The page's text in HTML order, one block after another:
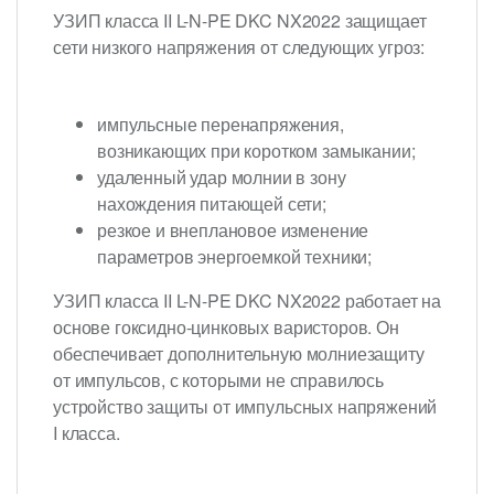
УЗИП класса II L-N-PE DKC NX2022 защищает
сети низкого напряжения от следующих угроз:
импульсные перенапряжения,
возникающих при коротком замыкании;
удаленный удар молнии в зону
нахождения питающей сети;
резкое и внеплановое изменение
параметров энергоемкой техники;
УЗИП класса II L-N-PE DKC NX2022 работает на
основе гоксидно-цинковых варисторов. Он
обеспечивает дополнительную молниезащиту
от импульсов, с которыми не справилось
устройство защиты от импульсных напряжений
I класса.